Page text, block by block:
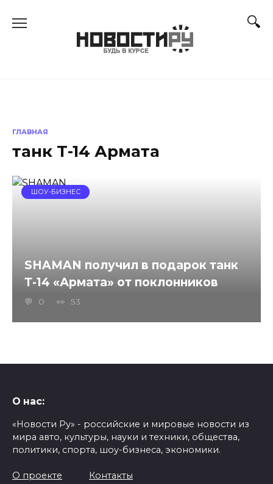
ГЛАВНАЯ
танк Т-14 Армата
ШОУ-БИЗНЕС
SHAMAN получил в подарок танк
Т-14 «Армата» от поклонников
0 53
О нас:
«Новости Ру» - российские и мировые новости из
мира авто, культуры, науки и техники, общества,
политики, спорта, шоу-бизнеса, экономики.
О проекте Контакты